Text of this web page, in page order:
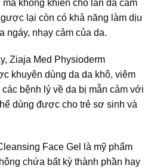
không khiến cho làn da cảm
lại còn có khả năng làm dịu
ngáy, nhạy cảm của da.
Ziaja Med Physioderm
khuyên dùng da da khô, viêm
bệnh lý về da bị mẫn cảm với
dùng được cho trẻ sơ sinh và
Face Gel là mỹ phẩm
chứa bất kỳ thành phần hay